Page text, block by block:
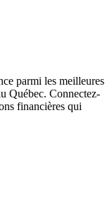
parmi les meilleures
Québec. Connectez-
financières qui